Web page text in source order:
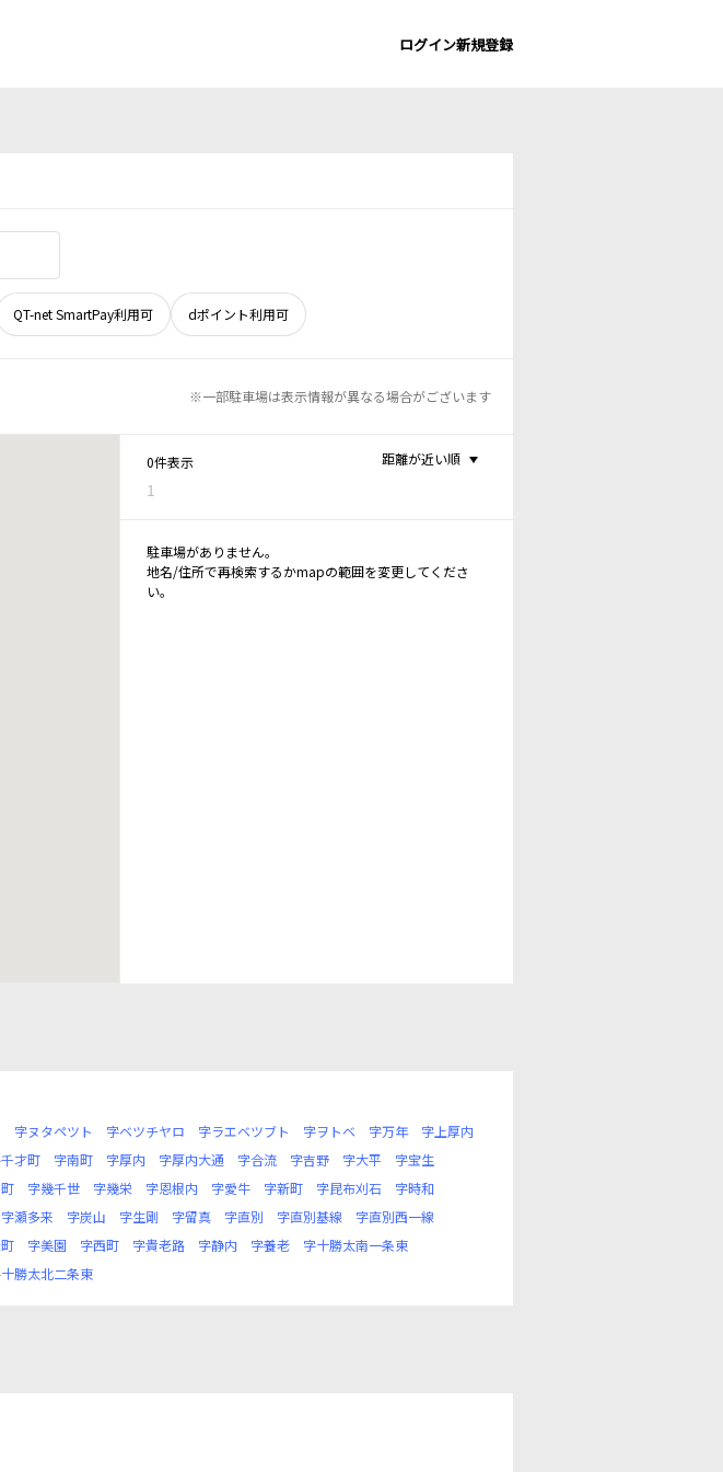
ログイン新規登録
QT-net SmartPay利用可 dポイント利用可
※一部駐車場は表示情報が異なる場合がございます
0件表示
1
距離が近い順
駐車場がありません。
地名/住所で再検索するかmapの範囲を変更してくださ
い。
字ヌタペツト 字ベツチヤロ 字ラエベツブト 字ヲトベ 字万年
字上厚内
才町 字南町 字厚内 字厚内大通 字合流 字吉野 字大平
字宝生
字幾千世 字幾栄 字恩根内 字愛牛 字新町 字昆布刈石
字時和
字瀬多来 字炭山 字生剛 字留真 字直別 字直別基線
字直別西一線
字美園 字西町 字貴老路 字静内 字養老
字十勝太南一条東
勝太北二条東